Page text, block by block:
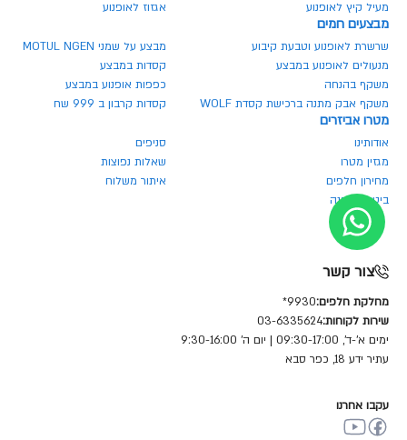
מעיל קיץ לאופנוע
אגזוז לאופנוע
מבצעים חמים
שרשרת לאופנוע וטבעת קיבוע
מבצע על שמני MOTUL NGEN
מנעולים לאופנוע במבצע
קסדות במבצע
משקף בהנחה
כפפות אופנוע במבצע
משקף אבק מתנה ברכישת קסדת WOLF
קסדות קרבון ב 999 שח
מטרו אביזרים
אודותינו
סניפים
מגזין מטרו
שאלות נפוצות
מחירון חלפים
איתור משלוח
ביטול הזמנה
צור קשר
מחלקת חלפים:9930*
שירות לקוחות:03-6335624
ימים א'-ד', 09:30-17:00 | יום ה' 9:30-16:00
עתיר ידע 18, כפר סבא
עקבו אחרנו